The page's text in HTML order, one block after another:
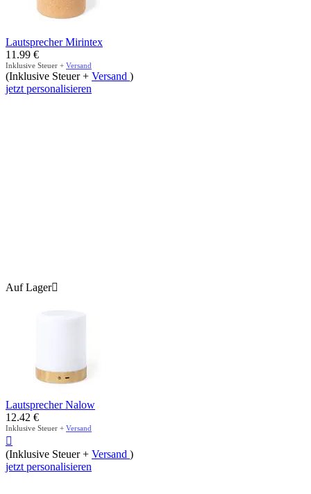
Lautsprecher Mirintex
11.99 €
Inklusive Steuer + Versand
(Inklusive Steuer + Versand )
jetzt personalisieren
Auf Lager
Lautsprecher Nalow
12.42 €
Inklusive Steuer + Versand

(Inklusive Steuer + Versand )
jetzt personalisieren